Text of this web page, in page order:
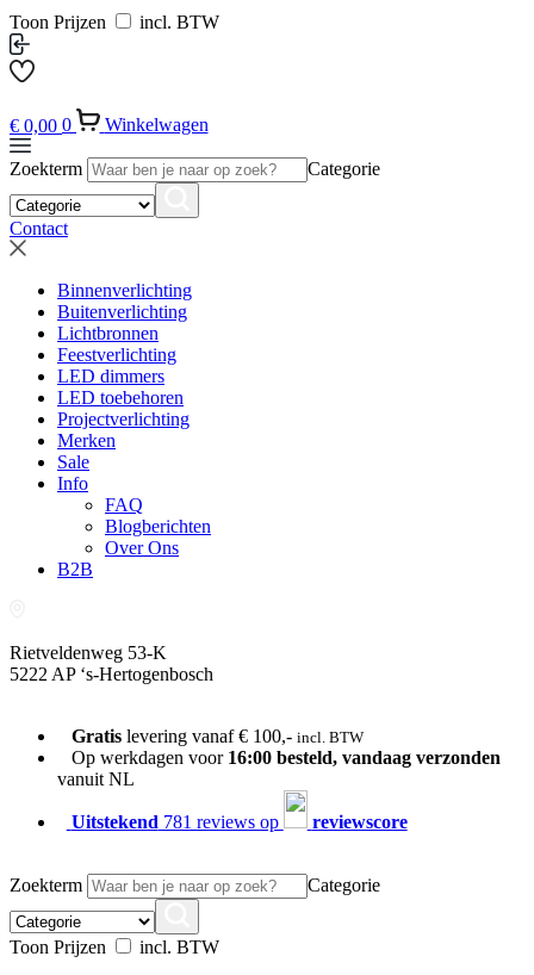
Toon Prijzen incl. BTW
€ 0,00 0 Winkelwagen
Zoekterm Categorie
Contact
Binnenverlichting
Buitenverlichting
Lichtbronnen
Feestverlichting
LED dimmers
LED toebehoren
Projectverlichting
Merken
Sale
Info
FAQ
Blogberichten
Over Ons
B2B
Rietveldenweg 53-K
5222 AP ‘s-Hertogenbosch
Gratislevering vanaf € 100,- incl. BTW
Op werkdagen voor 16:00 besteld, vandaag verzonden
vanuit NL
Uitstekend 781 reviews op reviewscore
Zoekterm Categorie
Toon Prijzen
incl. BTW